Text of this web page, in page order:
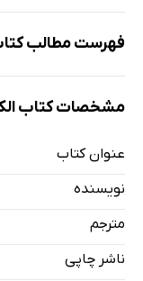
فهرست مطالب
رضایت
شادی
موفقیت
مشخصات کتاب
عنوان کتاب
نویسنده
مترجم
ناشر چاپی